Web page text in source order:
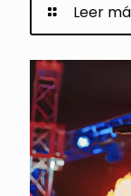
Leer